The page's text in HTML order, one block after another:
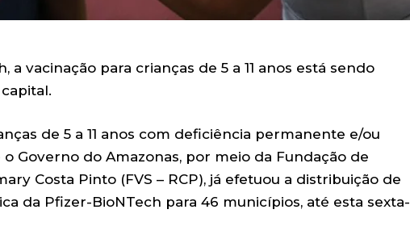
a vacinação para crianças de 5 a 11 anos está sendo
de 5 a 11 anos com deficiência permanente e/ou
Governo do Amazonas, por meio da Fundação de
Costa Pinto (FVS – RCP), já efetuou a distribuição de
da Pfizer-BioNTech para 46 municípios, até esta sexta-